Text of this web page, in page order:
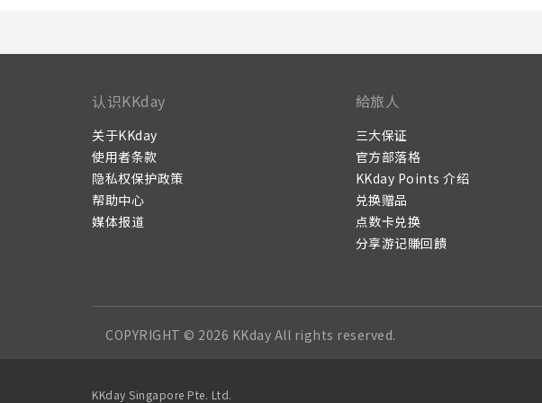
认识KKday
关于KKday
使用者条款
隐私权保护政策
帮助中心
媒体报道
給旅人
三大保证
官方部落格
KKday Points 介绍
兑换赠品
点数卡兑换
分享游记賺回饋
COPYRIGHT © 2026 KKday All rights reserved.
KKday Singapore Pte. Ltd.